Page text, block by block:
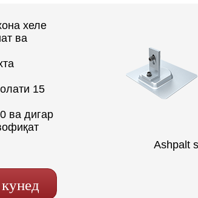
хеле
ва
15
ва дигар
Ashpalt